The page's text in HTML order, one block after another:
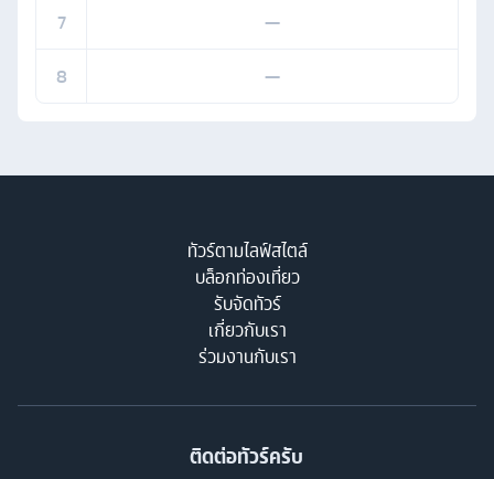
7
—
8
—
ทัวร์ตามไลฟ์สไตล์
บล็อกท่องเที่ยว
รับจัดทัวร์
เกี่ยวกับเรา
ร่วมงานกับเรา
ติดต่อทัวร์ครับ